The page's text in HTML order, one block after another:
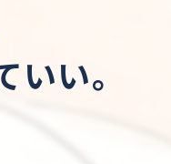
い。